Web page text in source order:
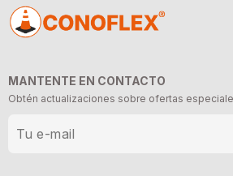
MANTENTE EN CONTACTO
Obtén actualizaciones sobre ofertas